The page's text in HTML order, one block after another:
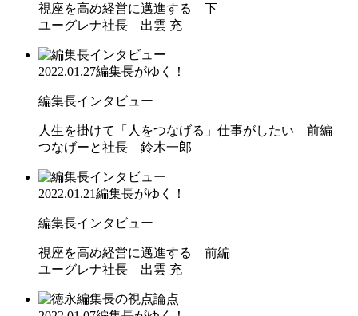
視座を高め経営に邁進する 下
ユーグレナ社長 出雲 充
2022.01.27編集長がゆく！
編集長インタビュー
人生を掛けて「人をつなげる」仕事がしたい 前編
つなげーと社長 鈴木一郎
2022.01.21編集長がゆく！
編集長インタビュー
視座を高め経営に邁進する 前編
ユーグレナ社長 出雲 充